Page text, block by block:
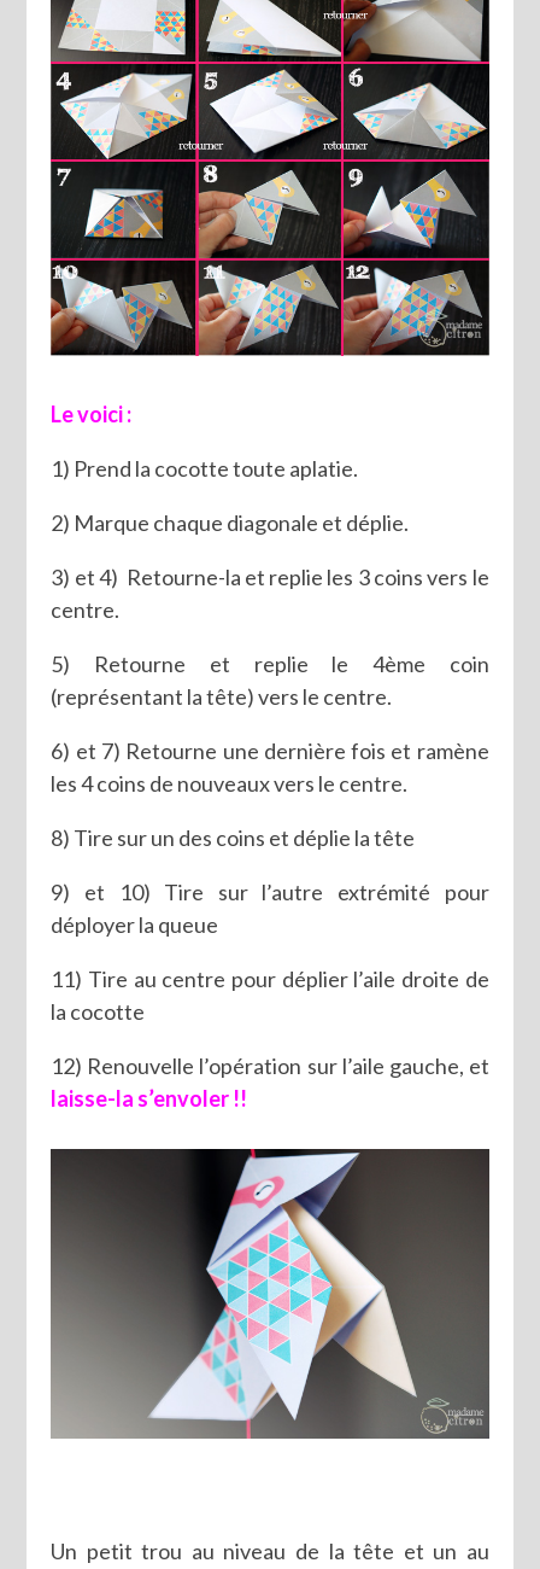
Le voici :
1) Prend la cocotte toute aplatie.
2) Marque chaque diagonale et déplie.
3) et 4) Retourne-la et replie les 3 coins vers le
centre.
5) Retourne et replie le 4ème coin
(représentant la tête) vers le centre.
6) et 7) Retourne une dernière fois et ramène
les 4 coins de nouveaux vers le centre.
8) Tire sur un des coins et déplie la tête
9) et 10) Tire sur l’autre extrémité pour
déployer la queue
11) Tire au centre pour déplier l’aile droite de
la cocotte
12) Renouvelle l’opération sur l’aile gauche, et
laisse-la s’envoler !!
Un petit trou au niveau de la tête et un au